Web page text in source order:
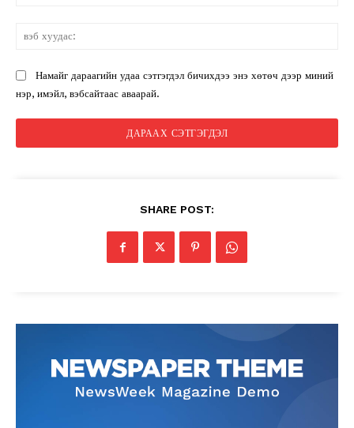
Намайг дараагийн удаа сэтгэгдэл бичихдээ энэ хөтөч дээр миний
нэр, имэйл, вэбсайтаас аваарай.
SHARE POST: